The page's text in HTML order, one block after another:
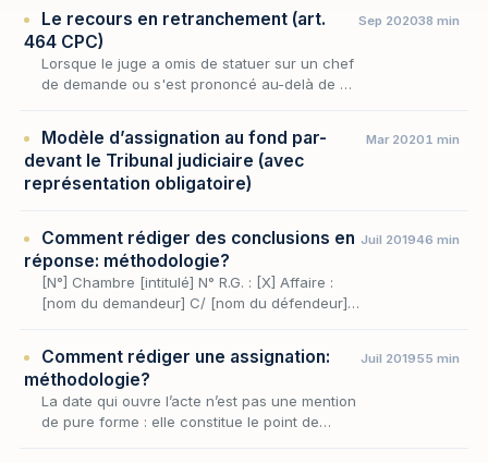
Le recours en retranchement (art.
464 CPC)
Lorsque le juge a omis de statuer sur un chef
de demande ou s'est prononcé au-delà de ce
par…
Sep 202038 min
Modèle d’assignation au fond par-
devant le Tribunal judiciaire (avec
représentation obligatoire)
Mar 20201 min
Comment rédiger des conclusions en
réponse: méthodologie?
[N°] Chambre [intitulé] N° R.G. : [X] Affaire :
[nom du demandeur] C/ [nom du défendeur]
Juil 201946 min
Comment rédiger une assignation:
méthodologie?
La date qui ouvre l’acte n’est pas une mention
de pure forme : elle constitue le point de
Juil 201955 min